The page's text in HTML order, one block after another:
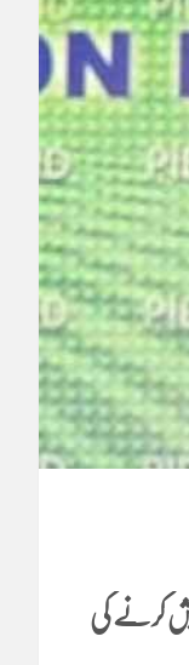
کرنے کی